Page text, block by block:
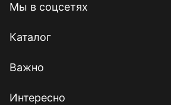
Мы в соцсетях
Каталог
Важно
Интересно